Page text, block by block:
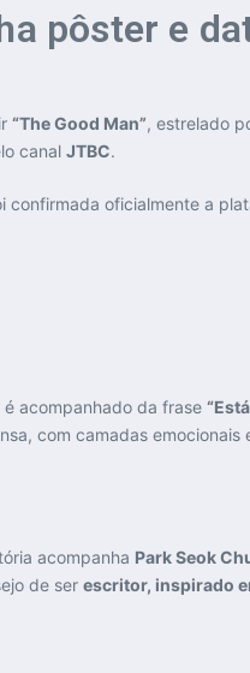
pôster e
“The Good Man”, estrelado
canal JTBC.
confirmada oficialmente a
acompanhado da frase
com camadas emocionais
acompanha Park Seok
de ser escritor, inspirado